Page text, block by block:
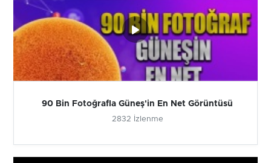
90 Bin Fotoğrafla Güneş'in En Net Görüntüsü
2832 İzlenme